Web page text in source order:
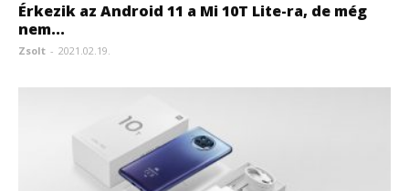
Érkezik az Android 11 a Mi 10T Lite-ra, de még
nem...
Zsolt - 2021.02.19.